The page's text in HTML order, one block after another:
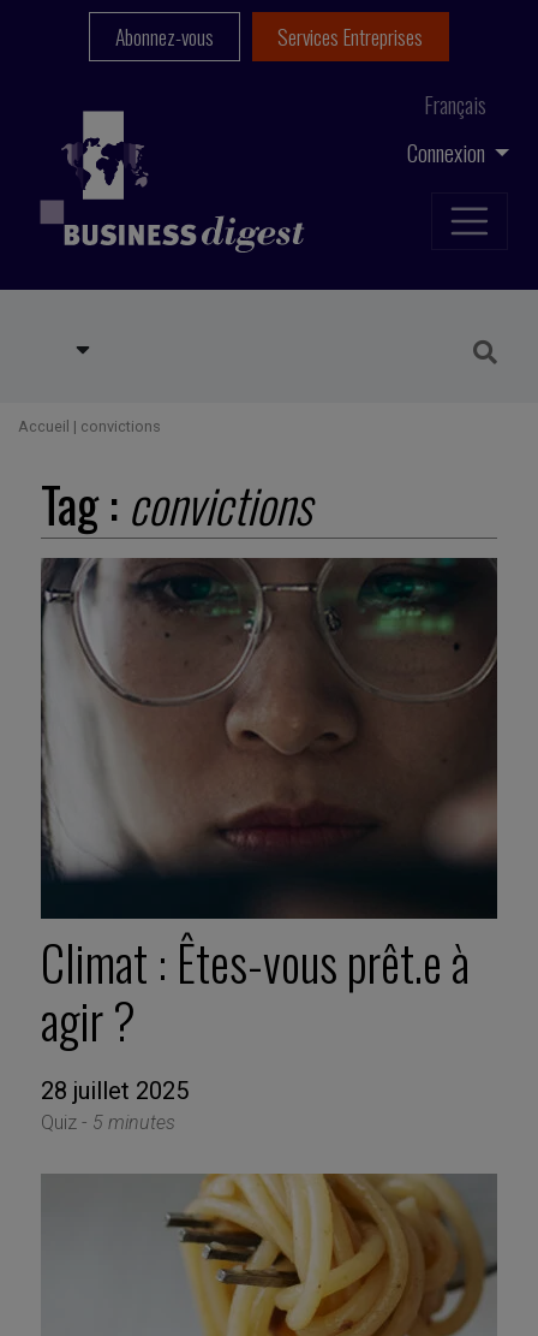
Connexion
Français
Abonnez-vous Services Entreprises
Accueil | convictions
Tag : convictions
Climat : Êtes-vous prêt.e à
agir ?
28 juillet 2025
Quiz - 5 minutes